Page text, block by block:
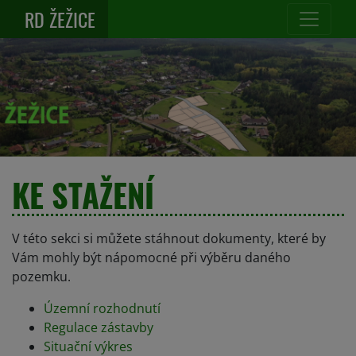
RD ŽEŽICE
KE STAŽENÍ
V této sekci si můžete stáhnout dokumenty, které by
Vám mohly být nápomocné při výběru daného
pozemku.
Územní rozhodnutí
Regulace zástavby
Situační výkres